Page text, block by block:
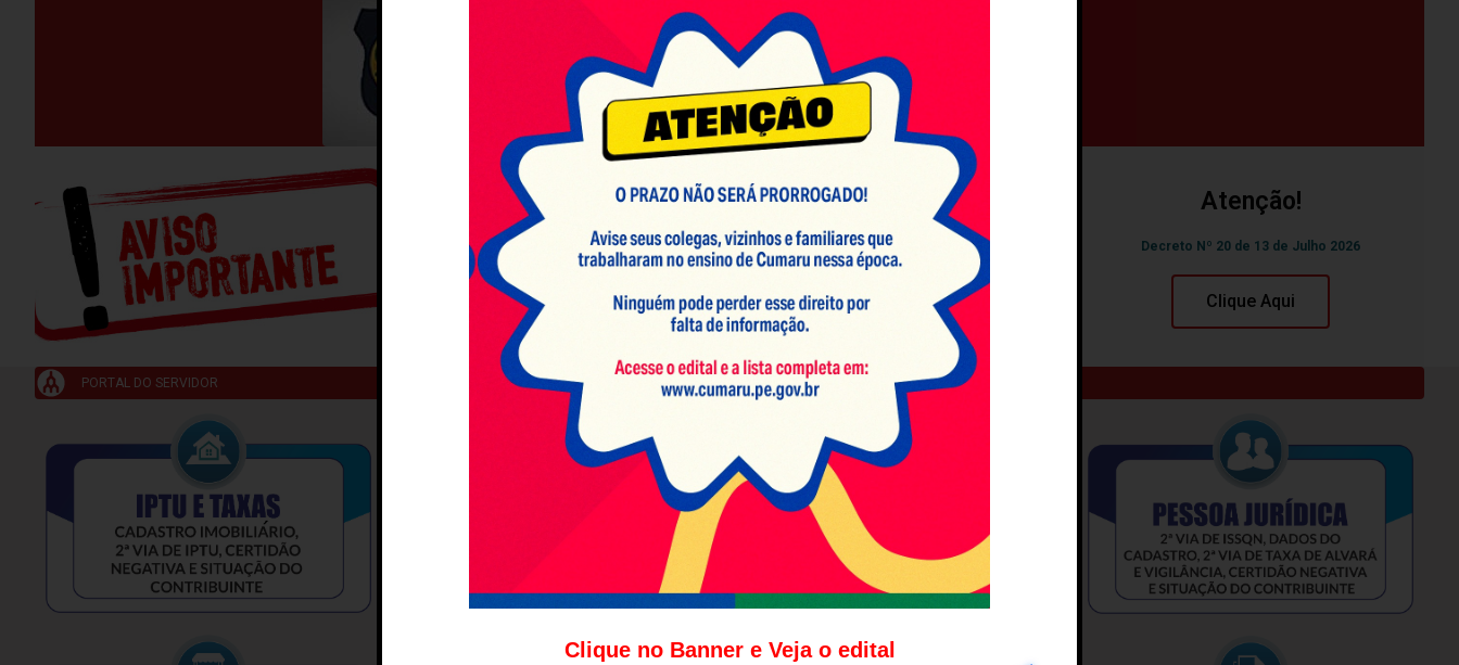
Atenção!
Edital 01/2026 FUNDEF
Clique Aqui
Atenção!
Decreto Nº 20 de 13 de Julho 2026
Clique Aqui
PORTAL DO SERVIDOR
Clique no Banner e Veja o edital